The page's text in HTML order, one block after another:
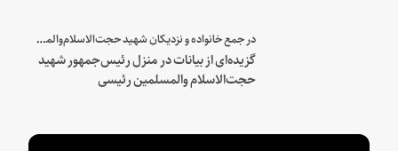
در جمع خانواده و نزدیکان شهید حجت‌الاسلام‌والمسلمین رئیسی:
گزیده‌ای از بیانات در منزل رئیس‌جمهور شهید
حجت‌الاسلام والمسلمین رئیسی